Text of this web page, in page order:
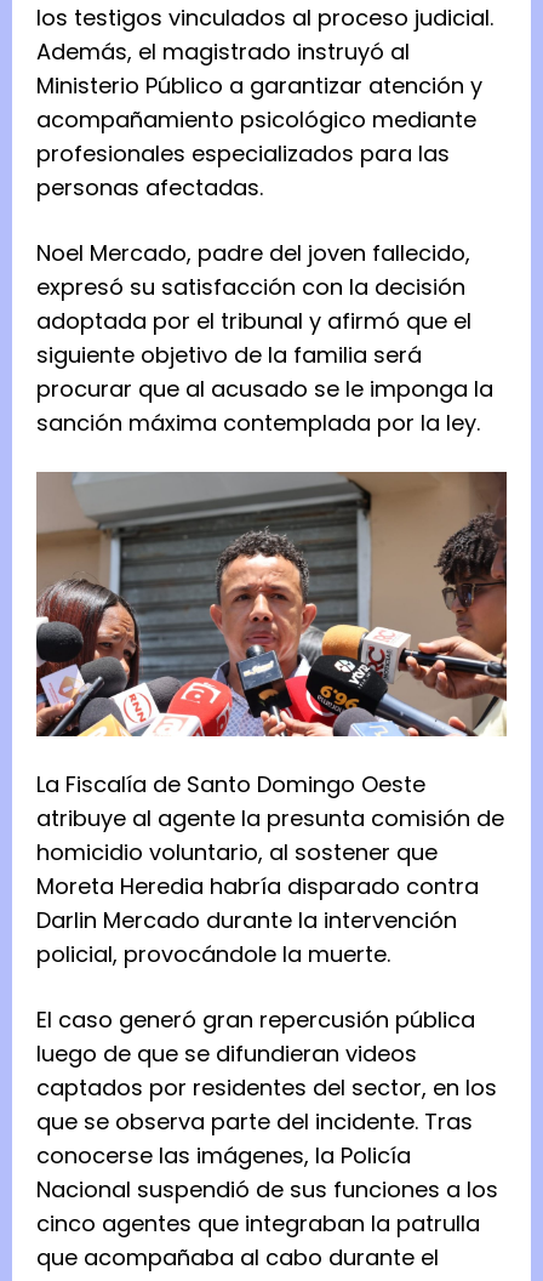
los testigos vinculados al proceso judicial.
Además, el magistrado instruyó al
Ministerio Público a garantizar atención y
acompañamiento psicológico mediante
profesionales especializados para las
personas afectadas.
Noel Mercado, padre del joven fallecido,
expresó su satisfacción con la decisión
adoptada por el tribunal y afirmó que el
siguiente objetivo de la familia será
procurar que al acusado se le imponga la
sanción máxima contemplada por la ley.
La Fiscalía de Santo Domingo Oeste
atribuye al agente la presunta comisión de
homicidio voluntario, al sostener que
Moreta Heredia habría disparado contra
Darlin Mercado durante la intervención
policial, provocándole la muerte.
El caso generó gran repercusión pública
luego de que se difundieran videos
captados por residentes del sector, en los
que se observa parte del incidente. Tras
conocerse las imágenes, la Policía
Nacional suspendió de sus funciones a los
cinco agentes que integraban la patrulla
que acompañaba al cabo durante el